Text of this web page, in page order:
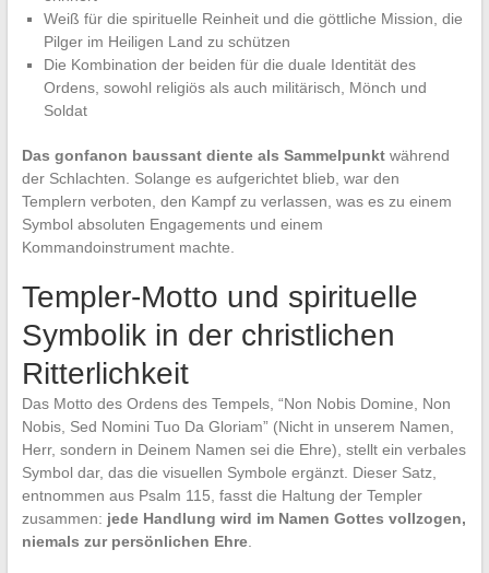
Weiß für die spirituelle Reinheit und die göttliche Mission, die
Pilger im Heiligen Land zu schützen
Die Kombination der beiden für die duale Identität des
Ordens, sowohl religiös als auch militärisch, Mönch und
Soldat
Das gonfanon baussant diente als Sammelpunktwährend
der Schlachten. Solange es aufgerichtet blieb, war den
Templern verboten, den Kampf zu verlassen, was es zu einem
Symbol absoluten Engagements und einem
Kommandoinstrument machte.
Templer-Motto und spirituelle
Symbolik in der christlichen
Ritterlichkeit
Das Motto des Ordens des Tempels, “Non Nobis Domine, Non
Nobis, Sed Nomini Tuo Da Gloriam” (Nicht in unserem Namen,
Herr, sondern in Deinem Namen sei die Ehre), stellt ein verbales
Symbol dar, das die visuellen Symbole ergänzt. Dieser Satz,
entnommen aus Psalm 115, fasst die Haltung der Templer
zusammen: jede Handlung wird im Namen Gottes vollzogen,
niemals zur persönlichen Ehre.